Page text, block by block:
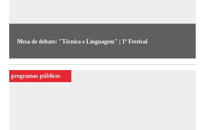
Mesa de debate: "Técnica e Linguagem" | 1º Festival
Primeiro debate realizado na edição de 1983 discute
perspectivas do vídeo no país (áudio cedido pelo Acervo do
MIS-SP)
programas públicos